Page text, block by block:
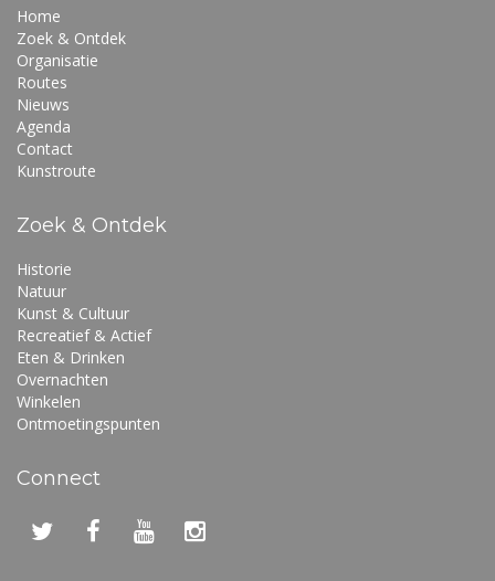
Home
Zoek & Ontdek
Organisatie
Routes
Nieuws
Agenda
Contact
Kunstroute
Zoek & Ontdek
Historie
Natuur
Kunst & Cultuur
Recreatief & Actief
Eten & Drinken
Overnachten
Winkelen
Ontmoetingspunten
Connect